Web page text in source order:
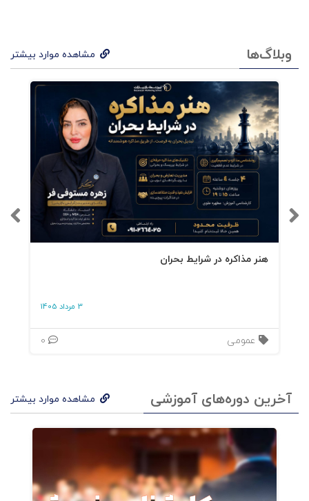
وبلاگ‌ها مشاهده موارد بیشتر
هنر مذاکره در شرایط بحران
3 مرداد 1405
عمومی
آخرین دوره‌های آموزشی مشاهده موارد بیشتر